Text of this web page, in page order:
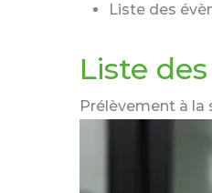
Liste des
Liste
Prélèvement à la